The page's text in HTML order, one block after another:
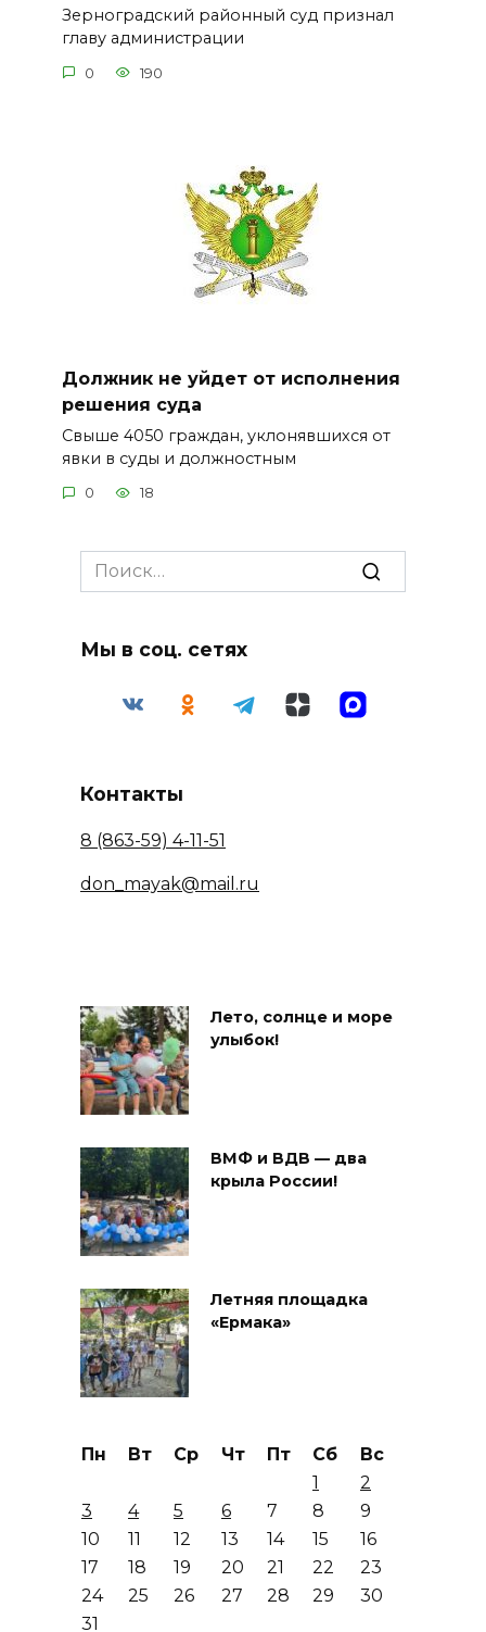
Зерноградский районный суд признал
главу администрации
0 190
Должник не уйдет от исполнения
решения суда
Свыше 4050 граждан, уклонявшихся от
явки в суды и должностным
0 18
Search
for:
Мы в соц. сетях
Контакты
8 (863-59) 4-11-51
don_mayak@mail.ru
Лето, солнце и море
улыбок!
ВМФ и ВДВ — два
крыла России!
Летняя площадка
«Ермака»
Пн Вт Ср Чт Пт Сб
Вс
1
2
3
4 5 6 7 8
9
10
11 12 13 14 15
16
17
18 19 20 21 22
23
24
25 26 27 28 29
30
31